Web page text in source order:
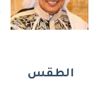
الطقس